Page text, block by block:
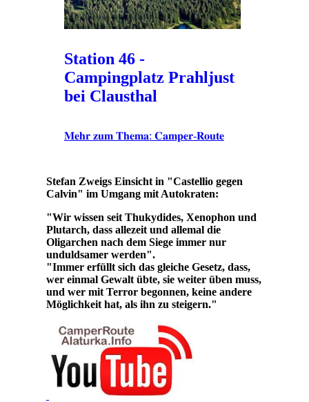
Station 46 -
Campingplatz Prahljust
bei Clausthal
𝐌𝐞𝐡𝐫 𝐳𝐮𝐦 𝐓𝐡𝐞𝐦𝐚: 𝐂𝐚𝐦𝐩𝐞𝐫-𝐑𝐨𝐮𝐭𝐞
Stefan Zweigs Einsicht in "Castellio gegen
Calvin" im Umgang mit Autokraten:
"Wir wissen seit Thukydides, Xenophon und
Plutarch, dass allezeit und allemal die
Oligarchen nach dem Siege immer nur
unduldsamer werden".
"Immer erfüllt sich das gleiche Gesetz, dass,
wer einmal Gewalt übte, sie weiter üben muss,
und wer mit Terror begonnen, keine andere
Möglichkeit hat, als ihn zu steigern."